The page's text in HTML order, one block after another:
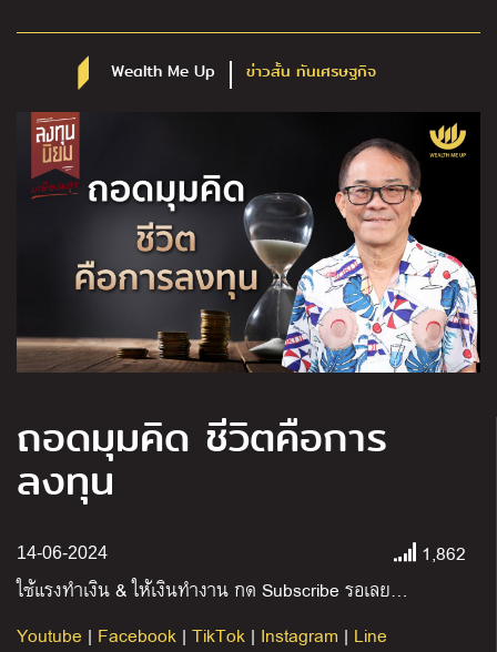
Wealth Me Up ข่าวสั้น ทันเศรษฐกิจ
ถอดมุมคิด ชีวิตคือการ
ลงทุน
14-06-2024
1,862
ใช้แรงทำเงิน&ให้เงินทำงาน กด Subscribe รอเลย…
Youtube | Facebook | TikTok | Instagram | Line